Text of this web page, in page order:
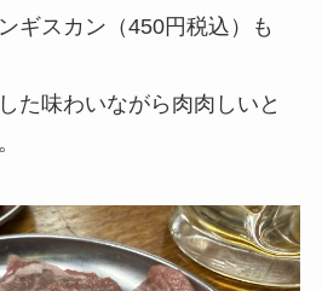
ギスカン（450円税込）も
た味わいながら肉肉しいと